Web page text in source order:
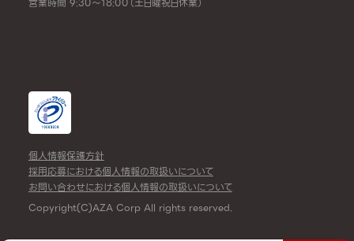
個人情報保護方針
採用応募における個人情報の取扱いについて
お問い合わせにおける個人情報の取扱いについて
Copyright(C)AZA Corp All rights reserved.